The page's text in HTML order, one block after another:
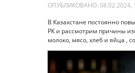
ОПУБЛИКОВАНО: 08.02.2024,
В Казахстане постоянно
РК и рассмотрим причины
молоко, мясо, хлеб и яйца ,